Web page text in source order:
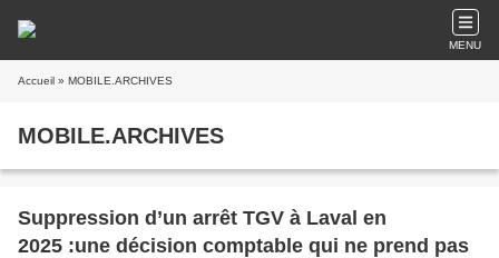
MENU
Accueil » MOBILE.ARCHIVES
MOBILE.ARCHIVES
Suppression d’un arrêt TGV à Laval en
2025 :une décision comptable qui ne prend pas